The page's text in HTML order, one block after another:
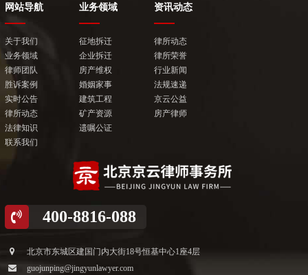
网站导航
关于我们
业务领域
律师团队
胜诉案例
实时公告
律所动态
法律知识
联系我们
业务领域
征地拆迁
企业拆迁
房产维权
婚姻家事
建筑工程
矿产资源
遗嘱公证
资讯动态
律所动态
律所荣誉
行业新闻
法规速递
京云公益
房产律师
400-8816-088
北京市东城区建国门内大街18号恒基中心1座4层
guojunping@jingyunlawyer.com